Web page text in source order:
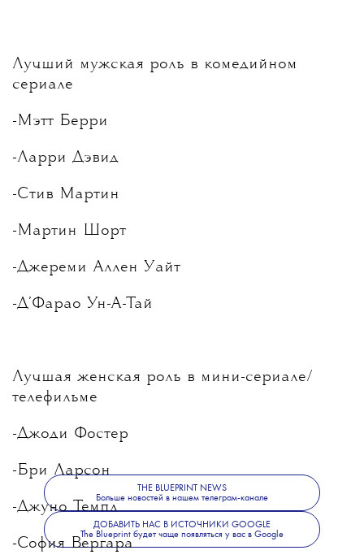
Лучший мужская роль в комедийном
сериале
-Мэтт Берри
-Ларри Дэвид
-Стив Мартин
-Мартин Шорт
-Джереми Аллен Уайт
-Д’Фарао Ун-А-Тай
Лучшая женская роль в мини-сериале/
телефильме
-Джоди Фостер
-Бри Ларсон
-Джуно Темпл
-София Вергара
THE BLUEPRINT NEWS
Больше новостей в нашем телеграм-канале
ДОБАВИТЬ НАС В ИСТОЧНИКИ GOOGLE
The Blueprint будет чаще появляться у вас в Google